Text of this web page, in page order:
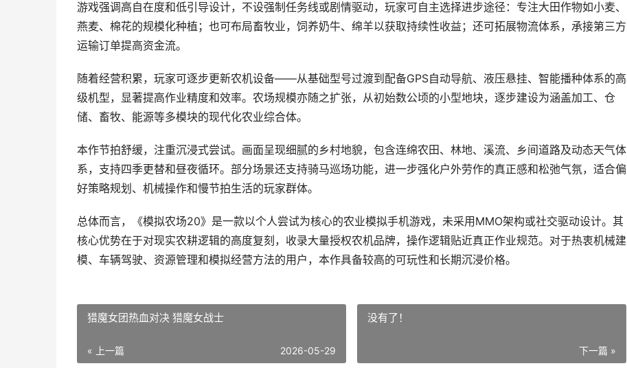
游戏强调高自在度和低引导设计，不设强制任务线或剧情驱动，玩家可自主选择进步途径：专注大田作物如小麦、
燕麦、棉花的规模化种植；也可布局畜牧业，饲养奶牛、绵羊以获取持续性收益；还可拓展物流体系，承接第三方
运输订单提高资金流。
随着经营积累，玩家可逐步更新农机设备——从基础型号过渡到配备GPS自动导航、液压悬挂、智能播种体系的高
级机型，显著提高作业精度和效率。农场规模亦随之扩张，从初始数公顷的小型地块，逐步建设为涵盖加工、仓
储、畜牧、能源等多模块的现代化农业综合体。
本作节拍舒缓，注重沉浸式尝试。画面呈现细腻的乡村地貌，包含连绵农田、林地、溪流、乡间道路及动态天气体
系，支持四季更替和昼夜循环。部分场景还支持骑马巡场功能，进一步强化户外劳作的真正感和松弛气氛，适合偏
好策略规划、机械操作和慢节拍生活的玩家群体。
总体而言，《模拟农场20》是一款以个人尝试为核心的农业模拟手机游戏，未采用MMO架构或社交驱动设计。其
核心优势在于对现实农耕逻辑的高度复刻，收录大量授权农机品牌，操作逻辑贴近真正作业规范。对于热衷机械建
模、车辆驾驶、资源管理和模拟经营方法的用户，本作具备较高的可玩性和长期沉浸价格。
猎魔女团热血对决 猎魔女战士
« 上一篇 2026-05-29
没有了！
下一篇 »